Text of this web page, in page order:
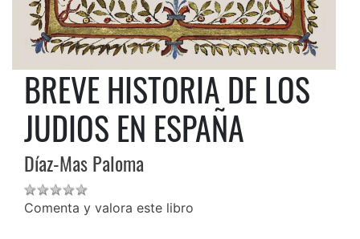
BREVE HISTORIA DE LOS
JUDIOS EN ESPAÑA
Díaz-Mas Paloma
Comenta y valora este libro